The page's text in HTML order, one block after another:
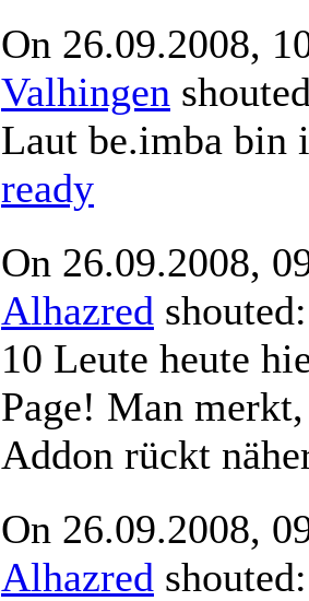
On 26.09.2008,
Valhingen
Laut be.imba bin
ready
On 26.09.2008,
Alhazred
10 Leute heute
Page! Man merkt,
Addon rückt
On 26.09.2008,
Alhazred